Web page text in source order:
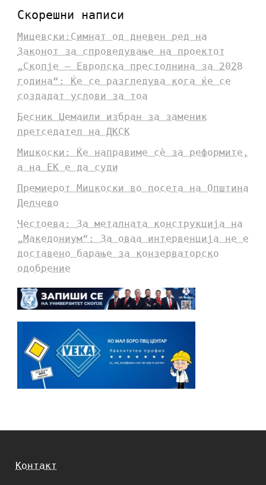
Скорешни написи
Мицевски:Симнат од дневен ред на
Законот за спроведување на проектот
„Скопје – Европска престолнина за 2028
година“: Ќе се разгледува кога ќе се
создадат услови за тоа
Бесник Џемаили избран за заменик
претседател на ДКСК
Мицкоски: Ќе направиме сè за реформите,
а на ЕК е да суди
Премиерот Мицкоски во посета на Општина
Делчево
Честоева: За металната конструкција на
„Македониум“: За оваа интервенција не е
доставено барање за конзерваторско
одобрение
Контакт